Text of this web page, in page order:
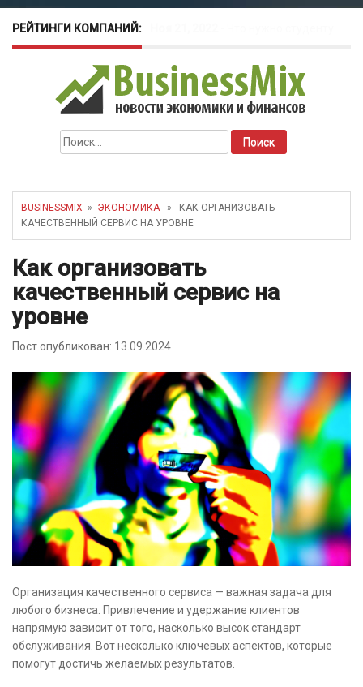
РЕЙТИНГИ КОМПАНИЙ:
amoCRM: лучшие инструменты для
бизнеса
-Курсовые колебания:
как защитить свой бизнес?
Найти:
BUSINESSMIX » ЭКОНОМИКА» КАК ОРГАНИЗОВАТЬ
КАЧЕСТВЕННЫЙ СЕРВИС НА УРОВНЕ
Как организовать
качественный сервис на
уровне
Пост опубликован: 13.09.2024
Организация качественного сервиса — важная задача для
любого бизнеса. Привлечение и удержание клиентов
напрямую зависит от того, насколько высок стандарт
обслуживания. Вот несколько ключевых аспектов, которые
помогут достичь желаемых результатов.